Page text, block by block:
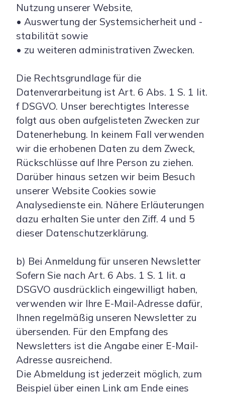
Nutzung unserer Website,
• Auswertung der Systemsicherheit und -
stabilität sowie
• zu weiteren administrativen Zwecken.
Die Rechtsgrundlage für die
Datenverarbeitung ist Art. 6 Abs. 1 S. 1 lit.
f DSGVO. Unser berechtigtes Interesse
folgt aus oben aufgelisteten Zwecken zur
Datenerhebung. In keinem Fall verwenden
wir die erhobenen Daten zu dem Zweck,
Rückschlüsse auf Ihre Person zu ziehen.
Darüber hinaus setzen wir beim Besuch
unserer Website Cookies sowie
Analysedienste ein. Nähere Erläuterungen
dazu erhalten Sie unter den Ziff. 4 und 5
dieser Datenschutzerklärung.
b) Bei Anmeldung für unseren Newsletter
Sofern Sie nach Art. 6 Abs. 1 S. 1 lit. a
DSGVO ausdrücklich eingewilligt haben,
verwenden wir Ihre E-Mail-Adresse dafür,
Ihnen regelmäßig unseren Newsletter zu
übersenden. Für den Empfang des
Newsletters ist die Angabe einer E-Mail-
Adresse ausreichend.
Die Abmeldung ist jederzeit möglich, zum
Beispiel über einen Link am Ende eines